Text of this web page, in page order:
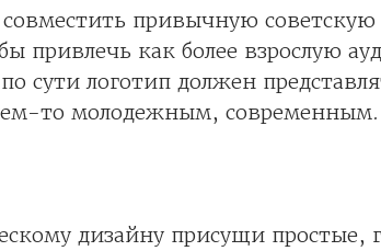
совместить привычную
привлечь как более взрослую
сути логотип должен
то молодежным, современным.
дизайну присущи простые,